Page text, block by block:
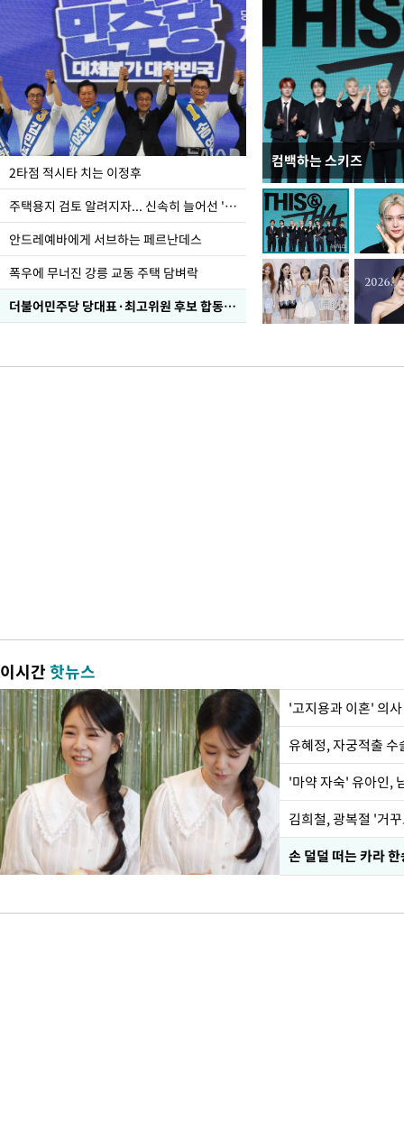
2타점 적시타 치는 이정후
주택용지 검토 알려지자... 신속히 늘어선 '근조화환'
안드레예바에게 서브하는 페르난데스
폭우에 무너진 강릉 교동 주택 담벼락
더불어민주당 당대표·최고위원 후보 합동연설회
컴백하는 스키즈
이번주 국회에는 무
이시간핫뉴스
'고지용과 이혼' 의
유혜정, 자궁적출
'마약 자숙' 유아인,
손 덜덜 떠는 카라